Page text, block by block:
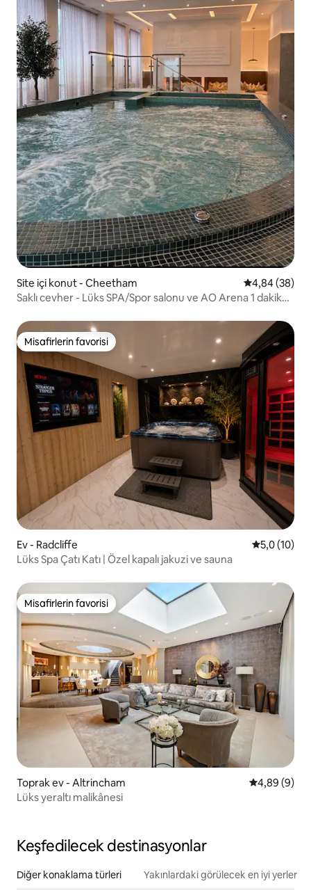
Site içi konut - Cheetham 5 üzerinden
4,84 (38)
Saklı cevher - Lüks SPA/Spor salonu ve AO Arena 1 dakika
Misafirlerin favorisi
Misafirlerin favorisi
Ev - Radcliffe 55,0 (10)
Lüks Spa Çatı Katı | Özel kapalı jakuzi ve sauna
Misafirlerin favorisi
Misafirlerin favorisi
Toprak ev - Altrincham 5 üzerinden
4,89 (9)
Lüks yeraltı malikânesi
Keşfedilecek destinasyonlar
Diğer konaklama türleri Yakınlardaki görülecek en iyi yerler